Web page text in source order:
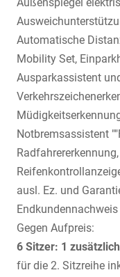
Außenspiegel
Automatische
Mobility Set,
Ausparkassistent
Notbremsassistent
ausl. Ez. und
Gegen Aufpreis:
6 Sitzer: 1
für die 2. Sitzreihe